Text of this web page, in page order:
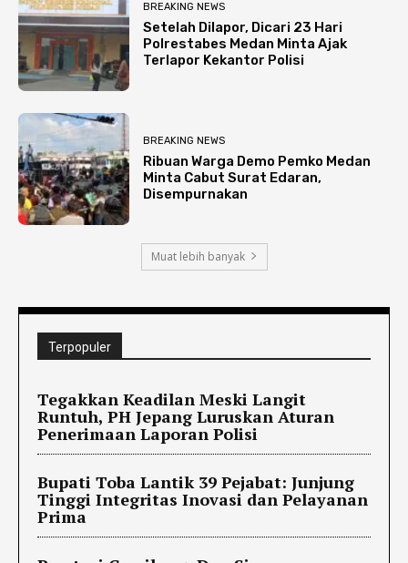
BREAKING NEWS
Setelah Dilapor, Dicari 23 Hari
Polrestabes Medan Minta Ajak
Terlapor Kekantor Polisi
BREAKING NEWS
Ribuan Warga Demo Pemko Medan
Minta Cabut Surat Edaran,
Disempurnakan
Muat lebih banyak
Terpopuler
Tegakkan Keadilan Meski Langit
Runtuh, PH Jepang Luruskan Aturan
Penerimaan Laporan Polisi
Bupati Toba Lantik 39 Pejabat: Junjung
Tinggi Integritas Inovasi dan Pelayanan
Prima